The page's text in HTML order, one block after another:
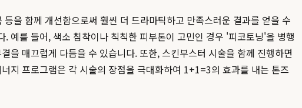
을 함께 개선함으로써 훨씬 더 드라마틱하고 만족스러운 결과를 얻을 수
예를 들어, 색소 침착이나 칙칙한 피부톤이 고민인 경우 '피코토닝'을 병행
을 매끄럽게 다듬을 수 있습니다. 또한, 스킨부스터 시술을 함께 진행하면
지 프로그램은 각 시술의 장점을 극대화하여 1+1=3의 효과를 내는 톤즈